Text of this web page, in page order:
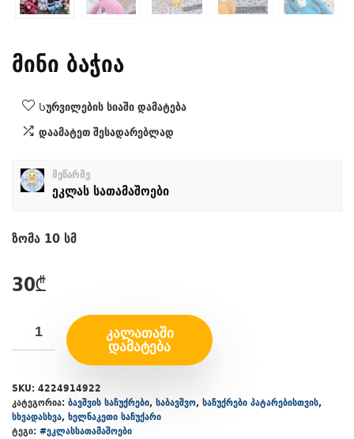
მინი ბაჭია
Სურვილების სიაში დამატება
დაამატეთ შესადარებლად
მეწარმე
ეკლას სათამაშოები
ზომა 10 სმ
30₾
ᲙᲐᲚᲐᲗᲐᲨᲘ
ᲓᲐᲛᲐᲢᲔᲑᲐ
SKU: 4224914922
კატეგორია: ბავშვის საჩუქრები, საბავშვო, საჩუქრები პატარებისთვის,
სხვადასხვა, ხელნაკეთი საჩუქარი
ტეგი: #ეკლასსათამაშოები